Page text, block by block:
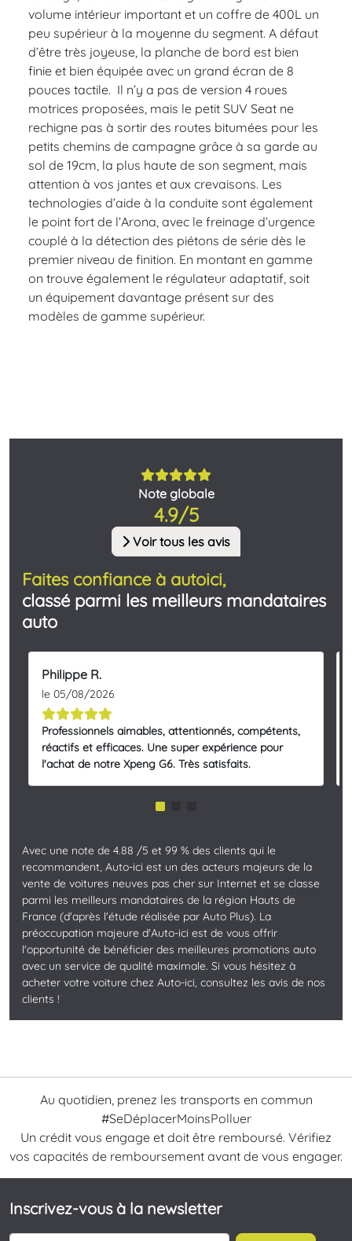
volume intérieur important et un coffre de 400L un
peu supérieur à la moyenne du segment. A défaut
d’être très joyeuse, la planche de bord est bien
finie et bien équipée avec un grand écran de 8
pouces tactile. Il n’y a pas de version 4 roues
motrices proposées, mais le petit SUV Seat ne
rechigne pas à sortir des routes bitumées pour les
petits chemins de campagne grâce à sa garde au
sol de 19cm, la plus haute de son segment, mais
attention à vos jantes et aux crevaisons. Les
technologies d’aide à la conduite sont également
le point fort de l’Arona, avec le freinage d’urgence
couplé à la détection des piétons de série dès le
premier niveau de finition. En montant en gamme
on trouve également le régulateur adaptatif, soit
un équipement davantage présent sur des
modèles de gamme supérieur.
Note globale
4.9/5
Voir tous les avis
Faites confiance à autoici,
classé parmi les meilleurs mandataires
auto
Philippe R.
le 05/08/2026
Professionnels aimables, attentionnés, compétents,
réactifs et efficaces. Une super expérience pour
l'achat de notre Xpeng G6. Très satisfaits.
Avec une note de 4.88 /5 et 99 % des clients qui le
recommandent, Auto-ici est un des acteurs majeurs de la
vente de voitures neuves pas cher sur Internet et se classe
parmi les meilleurs mandataires de la région Hauts de
France (d'après l'étude réalisée par Auto Plus). La
préoccupation majeure d'Auto-ici est de vous offrir
l'opportunité de bénéficier des meilleures promotions auto
avec un service de qualité maximale. Si vous hésitez à
acheter votre voiture chez Auto-ici, consultez les avis de nos
clients !
Au quotidien, prenez les transports en commun
#SeDéplacerMoinsPolluer
Un crédit vous engage et doit être remboursé. Vérifiez
vos capacités de remboursement avant de vous engager.
Inscrivez-vous à la newsletter